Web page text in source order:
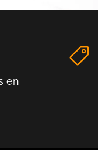
en